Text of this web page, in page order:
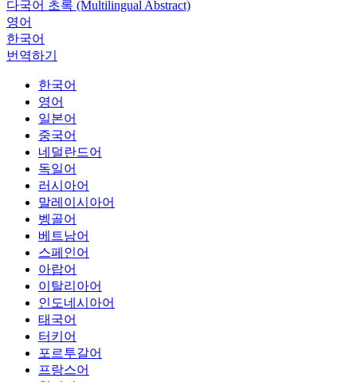
다국어 초록 (Multilingual Abstract)
영어
한국어
번역하기
한국어
영어
일본어
중국어
네덜란드어
독일어
러시아어
말레이시아어
벵골어
베트남어
스페인어
아랍어
이탈리아어
인도네시아어
태국어
터키어
포르투갈어
프랑스어